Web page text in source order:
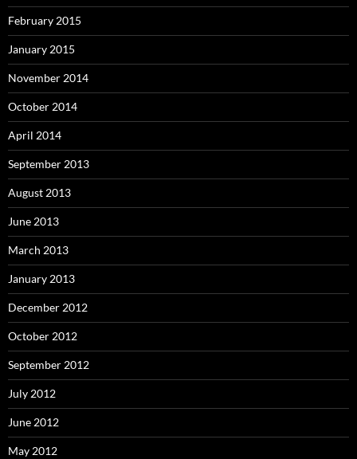
February 2015
January 2015
November 2014
October 2014
April 2014
September 2013
August 2013
June 2013
March 2013
January 2013
December 2012
October 2012
September 2012
July 2012
June 2012
May 2012